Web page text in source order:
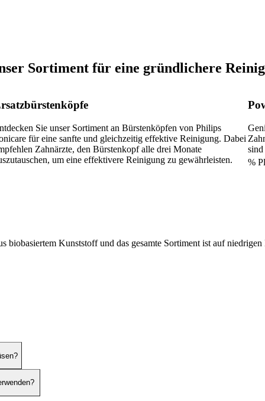
Sortiment für eine gründlichere
Sie unser Sortiment an Bürstenköpfen von Philips
für eine sanfte und gleichzeitig effektive Reinigung. Dabei
Zahnärzte, den Bürstenkopf alle drei Monate
um eine effektivere Reinigung zu gewährleisten.
%
biobasiertem Kunststoff und das gesamte Sortiment ist auf